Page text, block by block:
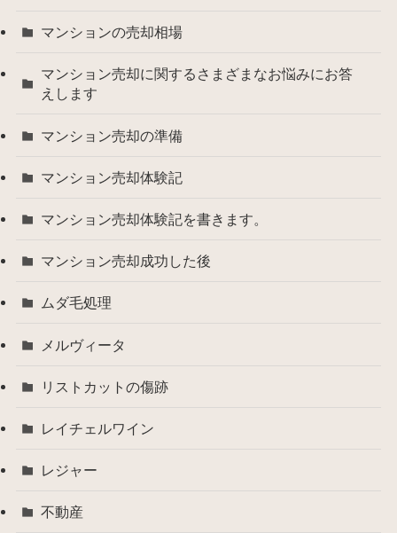
マンションの売却相場
マンション売却に関するさまざまなお悩みにお答
えします
マンション売却の準備
マンション売却体験記
マンション売却体験記を書きます。
マンション売却成功した後
ムダ毛処理
メルヴィータ
リストカットの傷跡
レイチェルワイン
レジャー
不動産